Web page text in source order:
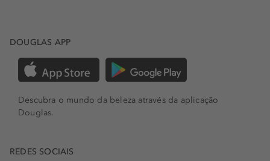
DOUGLAS APP
Descubra o mundo da beleza através da aplicação
Douglas.
REDES SOCIAIS